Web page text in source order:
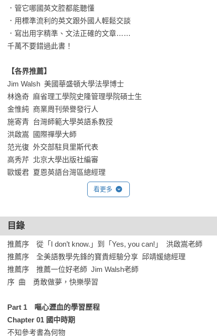
．管它哪國英文腔都能聽懂
．用標準流利的英文跟外國人輕鬆交談
．寫出用字精準、文法正確的文章……
千萬不要錯過此書！
【各界推薦】
Jim Walsh  美國華盛頓大學法學博士
林逸奇  麻省理工學院史隆管理學院碩士生
金惟純  商業周刊榮譽發行人
施寄青  台灣師範大學英語系教授
洪啟嵩  國際禪學大師
范光復  外交部駐貝里斯代表
高秀芹  北京大學出版社編審
歐媛君  夏恩英語台灣區總經理
熱情推薦（依姓氏筆畫排序）
看更多
目錄
推薦序　從「I don’t know.」到「Yes, you can!」  洪啟嵩老師
推薦序　全美語教學先鋒的寶貴經驗分享  邱靖媛總經理
推薦序　推薦一位好老師  Jim Walsh老師
序  曲　勇敢做夢，快樂學習
Part 1　嘔心瀝血的學習歷程
Chapter 01 國中時期
不知參考書為何物